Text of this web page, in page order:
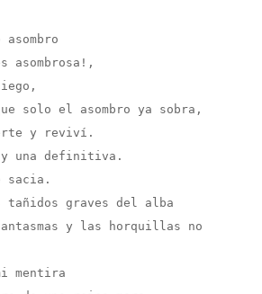
asombrosa!,
solo el asombro ya sobra,
y reviví.
y una definitiva.
sacia.
tañidos graves del alba
y las horquillas no
mentira